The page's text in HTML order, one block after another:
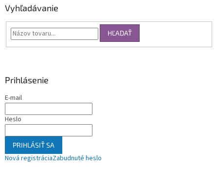
Vyhľadávanie
HĽADAŤ
Prihlásenie
E-mail
Heslo
PRIHLÁSIŤ SA
Nová registráciaZabudnuté heslo